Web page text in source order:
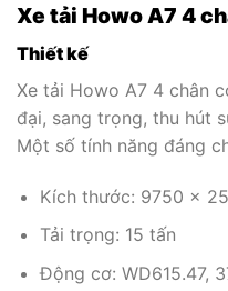
Xe tải Howo A7 4
Thiết kế
Xe tải Howo A7 4 chân
đại, sang trọng, thu hút
Một số tính năng đáng
Kích thước: 9750 x
Tải trọng: 15 tấn
Động cơ: WD615.47,